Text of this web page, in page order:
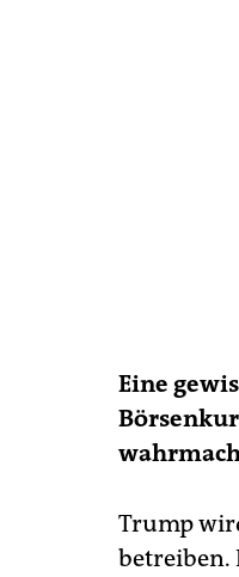
Eine
Trump
betreiben.